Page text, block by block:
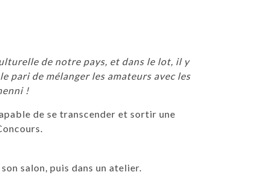
de notre pays, et dans le lot, il y
pari de mélanger les amateurs avec les
!
de se transcender et sortir une
salon, puis dans un atelier.